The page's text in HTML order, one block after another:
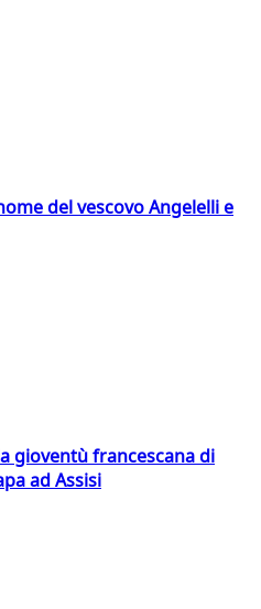
del vescovo Angelelli e
gioventù francescana di
ad Assisi